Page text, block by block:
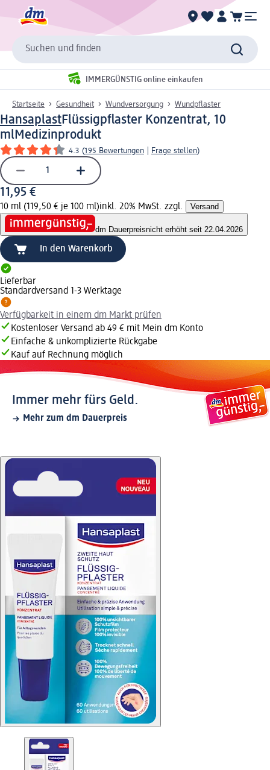
Suchen und finden
IMMERGÜNSTIG online einkaufen
Startseite Gesundheit Wundversorgung Wundpflaster
HansaplastFlüssigpflaster Konzentrat, 10
mlMedizinprodukt
4.3 (195 Bewertungen Frage stellen)
11,95 €
10 ml (119,50 € je 100 ml)inkl. 20% MwSt. zzgl. Versand
dm Dauerpreisnicht erhöht seit 22.04.2026
In den Warenkorb
Lieferbar
Standardversand 1-3 Werktage
Verfügbarkeit in einem dm Markt prüfen
Kostenloser Versand ab 49 € mit Mein dm Konto
Einfache & unkomplizierte Rückgabe
Kauf auf Rechnung möglich
Immer mehr fürs Geld.
Mehr zum dm Dauerpreis